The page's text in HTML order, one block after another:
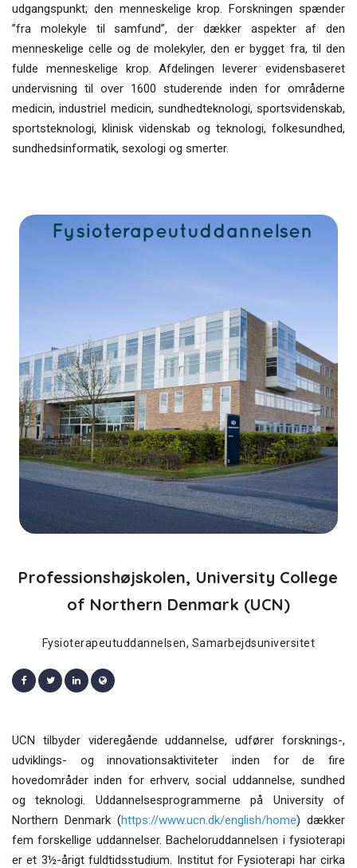
udgangspunkt; den menneskelige krop. Forskningen spænder
”fra molekyle til samfund”, der dækker aspekter af den
menneskelige celle og de molekyler, den er bygget fra, til den
fulde menneskelige krop. Afdelingen leverer evidensbaseret
undervisning til over 1600 studerende inden for områderne
medicin, industriel medicin, sundhedteknologi, sportsvidenskab,
sportsteknologi, klinisk videnskab og teknologi, folkesundhed,
sundhedsinformatik, sexologi og smerter.
Professionshøjskolen, University College
of Northern Denmark (UCN)
Fysioterapeutuddannelsen, Samarbejdsuniversitet
UCN tilbyder videregående uddannelse, udfører forsknings-,
udviklings- og innovationsaktiviteter inden for de fire
hovedområder inden for erhverv, social uddannelse, sundhed
og teknologi. Uddannelsesprogrammerne på University of
Northern Denmark (https://www.ucn.dk/english/home) dækker
fem forskellige uddannelser. Bacheloruddannelsen i fysioterapi
er et 3½-årigt fuldtidsstudium. Institut for Fysioterapi har cirka